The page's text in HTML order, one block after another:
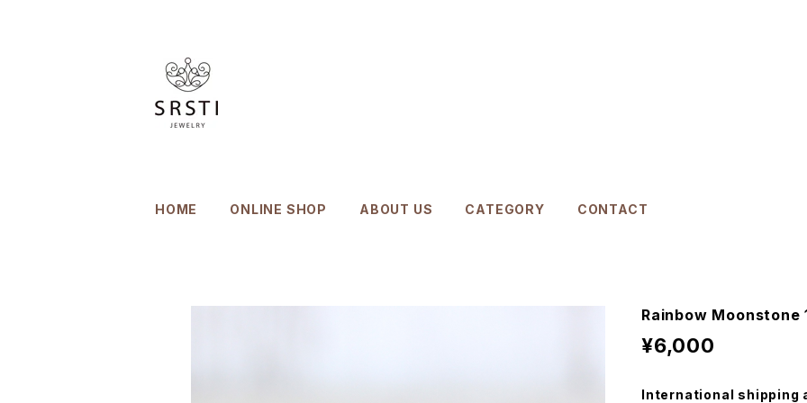
HOME ONLINE SHOP ABOUT US CATEGORY CONTACT
Rainbow Moonstone
¥6,000
International shipping